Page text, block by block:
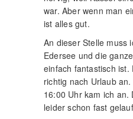
war. Aber wenn man
ist alles gut.
An dieser Stelle muss
Edersee und die
einfach fantastisch ist.
richtig nach Urlaub
16:00 Uhr kam ich an.
leider schon fast